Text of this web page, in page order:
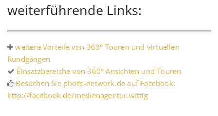
weiterführende Links:
weitere Vorteile von 360° Touren und virtuellen
Rundgängen
Einsatzbereiche von 360° Ansichten und Touren
Besuchen Sie photo-network.de auf Facebook:
http://facebook.de/medienagentur.wittig